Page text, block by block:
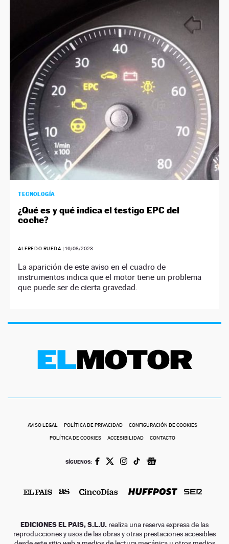
TECNOLOGÍA
¿Qué es y qué indica el testigo EPC del
coche?
ALFREDO RUEDA | 16/08/2023
La aparición de este aviso en el cuadro de
instrumentos indica que el motor tiene un problema
que puede ser de cierta gravedad.
AVISO LEGAL POLÍTICA DE PRIVACIDAD CONFIGURACIÓN DE COOKIES
POLÍTICA DE COOKIES ACCESIBILIDAD CONTACTO
SÍGUENOS:
EDICIONES EL PAIS, S.L.U. realiza una reserva expresa de las
reproducciones y usos de las obras y otras prestaciones accesibles